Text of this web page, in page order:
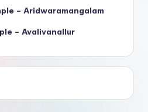
– Aridwaramangalam
– Avalivanallur